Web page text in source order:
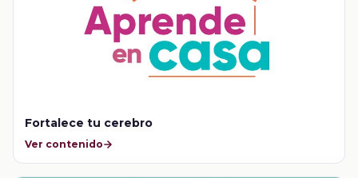
Fortalece tu cerebro
Ver contenido